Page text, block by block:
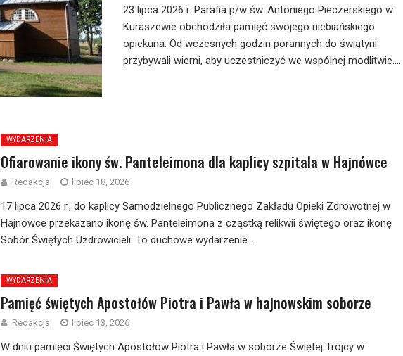
23 lipca 2026 r. Parafia p/w św. Antoniego Pieczerskiego w
Kuraszewie obchodziła pamięć swojego niebiańskiego
opiekuna. Od wczesnych godzin porannych do świątyni
przybywali wierni, aby uczestniczyć we wspólnej modlitwie....
WYDARZENIA
Ofiarowanie ikony św. Panteleimona dla kaplicy szpitala w Hajnówce
Redakcja lipiec 18, 2026
17 lipca 2026 r., do kaplicy Samodzielnego Publicznego Zakładu Opieki Zdrowotnej w
Hajnówce przekazano ikonę św. Panteleimona z cząstką relikwii świętego oraz ikonę
Sobór Świętych Uzdrowicieli. To duchowe wydarzenie...
WYDARZENIA
Pamięć świętych Apostołów Piotra i Pawła w hajnowskim soborze
Redakcja lipiec 13, 2026
W dniu pamięci Świętych Apostołów Piotra i Pawła w soborze Świętej Trójcy w